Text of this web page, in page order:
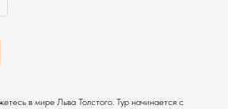
в мире Льва Толстого. Тур начинается с